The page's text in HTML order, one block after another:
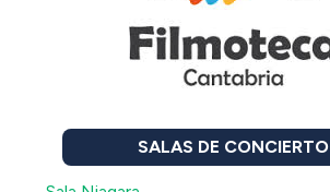
SALAS DE CONCIERTO